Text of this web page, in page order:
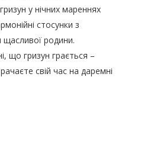
у нічних мареннях
стосунки з
родини.
що гризун грається –
свій час на даремні